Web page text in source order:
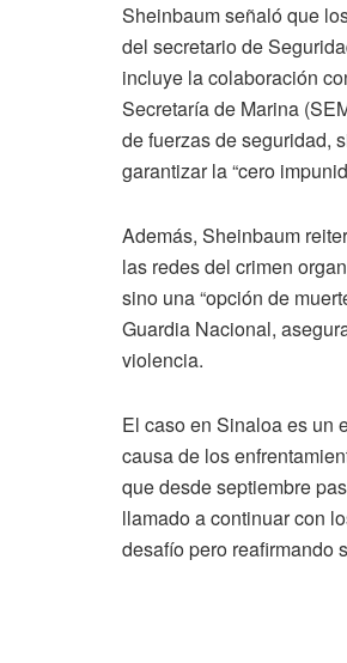
Sheinbaum señaló que
del secretario de
incluye la colaboración
Secretaría de Marina
de fuerzas de seguridad,
garantizar la “cero
Además, Sheinbaum
las redes del crimen
sino una “opción de
Guardia Nacional,
violencia.
El caso en Sinaloa es un
causa de los
que desde septiembre
llamado a continuar con
desafío pero reafirmando